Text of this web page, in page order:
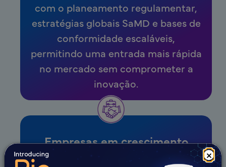
×
com o planeamento regulamentar,
estratégias globais SaMD e bases de
conformidade escaláveis,
permitindo uma entrada mais rápida
no mercado sem comprometer a
inovação.
Empresas em crescimento
Para organizações que se estão a